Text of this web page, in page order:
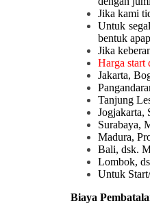
Jika kami
Untuk
bentuk
Jika
Harga start
Jakarta,
Tanjung
Jogjakarta,
Surabaya,
Madura,
Bali, dsk.
Lombok,
Untuk
Biaya